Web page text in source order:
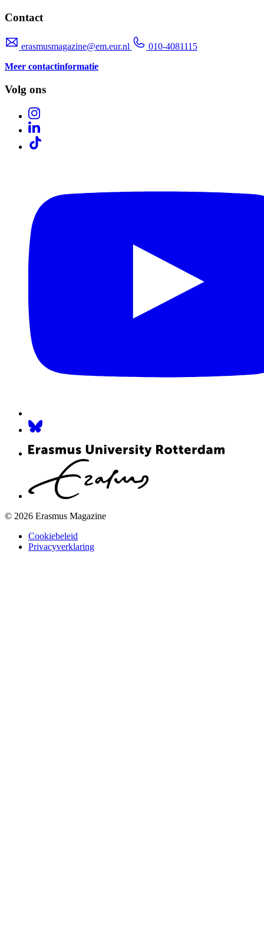
Contact
erasmusmagazine@em.eur.nl
010-4081115
Meer contactinformatie
Volg ons
© 2026 Erasmus Magazine
Cookiebeleid
Privacyverklaring